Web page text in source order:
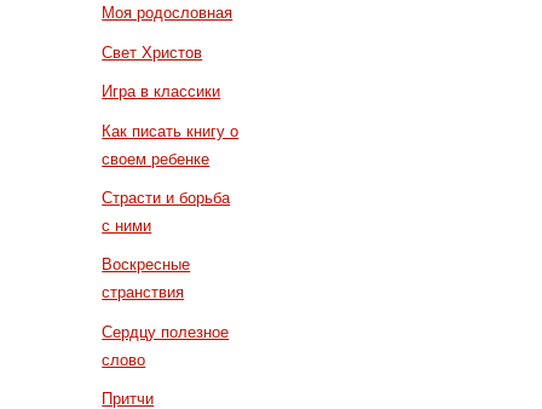
Моя родословная
Свет Христов
Игра в классики
Как писать книгу о
своем ребенке
Страсти и борьба
с ними
Воскресные
странствия
Сердцу полезное
слово
Притчи